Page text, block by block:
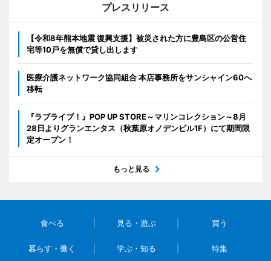
プレスリリース
【令和8年熊本地震 復興支援】被災された方に豊島区の公営住
宅等10戸を無償で貸し出します
医療介護ネットワーク協同組合 本店事務所をサンシャイン60へ
移転
『ラブライブ！』POP UP STORE～マリンコレクション～8月
28日よりグランエンタス（秋葉原オノデンビル1F）にて期間限
定オープン！
もっと見る
食べる 見る・遊ぶ 買う
暮らす・働く 学ぶ・知る 特集